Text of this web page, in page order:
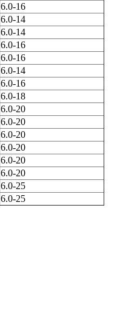
6.0-16
6.0-14
6.0-14
6.0-16
6.0-16
6.0-14
6.0-16
6.0-18
6.0-20
6.0-20
6.0-20
6.0-20
6.0-20
6.0-20
6.0-25
6.0-25